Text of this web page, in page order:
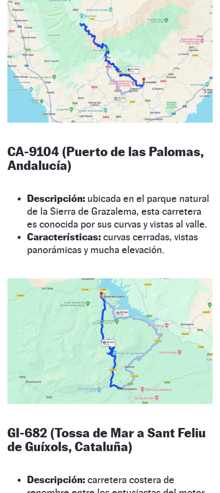
CA-9104 (Puerto de las Palomas,
Andalucía)
Descripción: ubicada en el parque natural
de la Sierra de Grazalema, esta carretera
es conocida por sus curvas y vistas al valle.
Características: curvas cerradas, vistas
panorámicas y mucha elevación.
GI-682 (Tossa de Mar a Sant Feliu
de Guíxols, Cataluña)
Descripción: carretera costera de